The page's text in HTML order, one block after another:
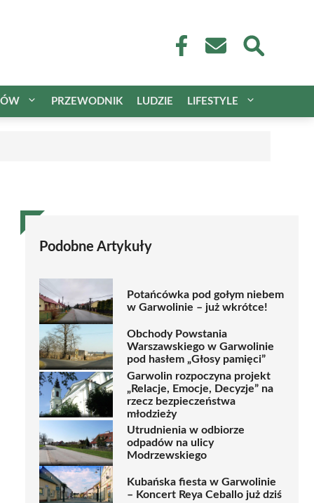
PRZEWODNIK LUDZIE LIFESTYLE
Podobne Artykuły
Potańcówka pod gołym niebem
w Garwolinie – już wkrótce!
Obchody Powstania
Warszawskiego w Garwolinie
pod hasłem „Głosy pamięci”
Garwolin rozpoczyna projekt
„Relacje, Emocje, Decyzje” na
rzecz bezpieczeństwa
młodzieży
Utrudnienia w odbiorze
odpadów na ulicy
Modrzewskiego
Kubańska fiesta w Garwolinie
– Koncert Reya Ceballo już dziś